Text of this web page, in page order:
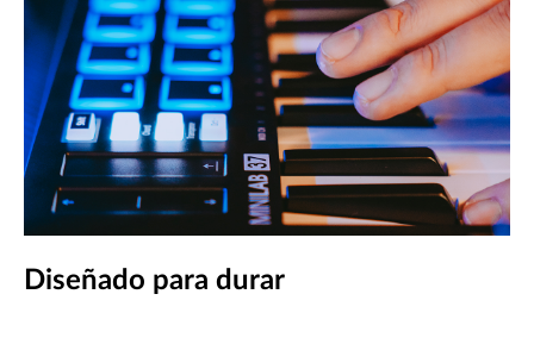
Diseñado para durar